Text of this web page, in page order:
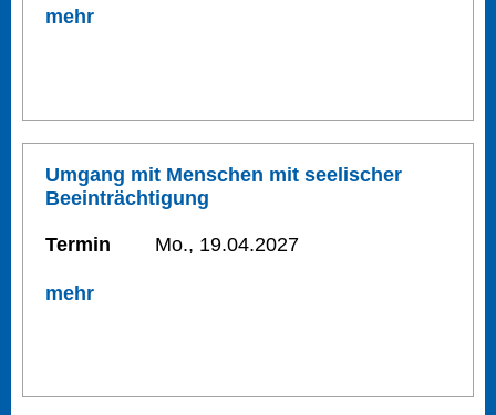
mehr
Umgang mit Menschen mit seelischer
Beeinträchtigung
Termin Mo., 19.04.2027
mehr